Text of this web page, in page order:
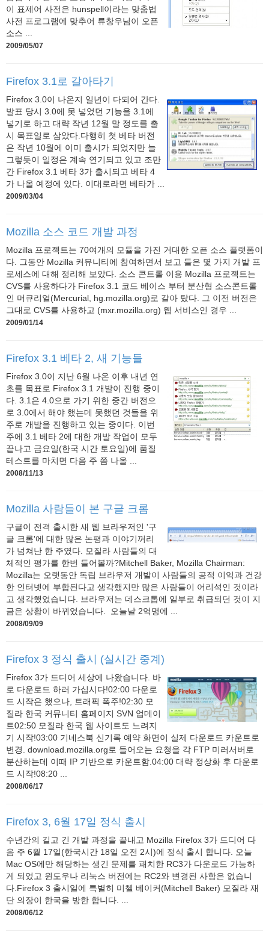
이 표제어 사전은 hunspell이라는 맞춤법
사전 프로그램에 맞추어 류창우님이 오픈
소스 ...
2009/05/07
Firefox 3.1로 갈아타기
Firefox 3.0이 나온지 일년이 다되어 간다.
발표 당시 3.0에 못 넣었던 기능을 3.1에
넣기로 하고 대략 작년 12월 말 정도를 출
시 목표일로 삼았다.다행히 첫 베타 버전
은 작년 10월에 이미 출시가 되었지만 늘
그렇듯이 일정은 계속 연기되고 있고 조만
간 Firefox 3.1 베타 3가 출시되고 베타 4
가 나올 예정에 있다. 이대로라면 베타가 ...
2009/03/04
Mozilla 소스 코드 개발 과정
Mozilla 프로젝트는 70여개의 모듈을 가진 거대한 오픈 소스 플랫폼이
다. 그동안 Mozilla 커뮤니티에 참여하면서 보고 들은 몇 가지 개발 프
로세스에 대해 정리해 보았다. 소스 콘트롤 이용 Mozilla 프로젝트는
CVS를 사용하다가 Firefox 3.1 코드 베이스 부터 분산형 소스콘트롤
인 머큐리얼(Mercurial, hg.mozilla.org)로 갈아 탔다. 그 이전 버전은
그대로 CVS를 사용하고 (mxr.mozilla.org) 웹 서비스인 경우 ...
2009/01/14
Firefox 3.1 베타 2, 새 기능들
Firefox 3.0이 지난 6월 나온 이후 내년 연
초를 목표로 Firefox 3.1 개발이 진행 중이
다. 3.1은 4.0으로 가기 위한 중간 버전으
로 3.0에서 해야 했는데 못했던 것들을 위
주로 개발을 진행하고 있는 중이다. 이번
주에 3.1 베타 2에 대한 개발 작업이 모두
끝나고 금요일(한국 시간 토요일)에 품질
테스트를 마치면 다음 주 쯤 나올 ...
2008/11/13
Mozilla 사람들이 본 구글 크롬
구글이 전격 출시한 새 웹 브라우저인 '구
글 크롬'에 대한 많은 논평과 이야기꺼리
가 넘쳐난 한 주였다. 모질라 사람들의 대
체적인 평가를 한번 들어볼까?Mitchell Baker, Mozilla Chairman:
Mozilla는 오랫동안 독립 브라우저 개발이 사람들의 공적 이익과 건강
한 인터넷에 부합된다고 생각했지만 많은 사람들이 어리석인 것이라
고 생각했었습니다. 브라우저는 데스크톱에 일부로 취급되던 것이 지
금은 상황이 바뀌었습니다. 오늘날 2억명에 ...
2008/09/09
Firefox 3 정식 출시 (실시간 중계)
Firefox 3가 드디어 세상에 나왔습니다. 바
로 다운로드 하러 가십시다!02:00 다운로
드 시작은 했으나, 트래픽 폭주!02:30 모
질라 한국 커뮤니티 홈페이지 SVN 업데이
트02:50 모질라 한국 웹 사이트도 느려지
기 시작!03:00 기네스북 신기록 예약 화면이 실제 다운로드 카운트로
변경. download.mozilla.org로 들어오는 요청을 각 FTP 미러서버로
분산하는데 이때 IP 기반으로 카운트함.04:00 대략 정상화 후 다운로
드 시작!08:20 ...
2008/06/17
Firefox 3, 6월 17일 정식 출시
수년간의 길고 긴 개발 과정을 끝내고 Mozilla Firefox 3가 드디어 다
음 주 6월 17일(한국시간 18일 오전 2시)에 정식 출시 합니다. 오늘
Mac OS에만 해당하는 생긴 문제를 패치한 RC3가 다운로드 가능하
게 되었고 윈도우나 리눅스 버전에는 RC2와 변경된 사항은 없습니
다.Firefox 3 출시일에 특별히 미첼 베이커(Mitchell Baker) 모질라 재
단 의장이 한국을 방한 합니다. ...
2008/06/12